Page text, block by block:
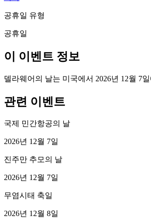
공휴일 유형
공휴일
이 이벤트 정보
델라웨어의 날는 미국에서 2026년 12월 7
관련 이벤트
국제 민간항공의 날
2026년 12월 7일
진주만 추모의 날
2026년 12월 7일
무염시태 축일
2026년 12월 8일